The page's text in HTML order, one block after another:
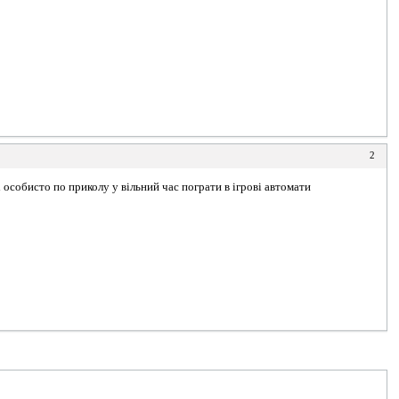
2
по приколу у вільний час пограти в ігрові автомати